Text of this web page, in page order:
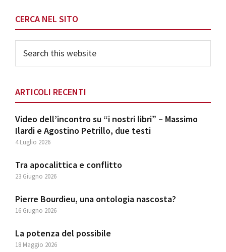
Primary
Sidebar
CERCA NEL SITO
this
website
ARTICOLI RECENTI
Video dell’incontro su “i nostri libri” – Massimo
Ilardi e Agostino Petrillo, due testi
4 Luglio 2026
Tra apocalittica e conflitto
23 Giugno 2026
Pierre Bourdieu, una ontologia nascosta?
16 Giugno 2026
La potenza del possibile
18 Maggio 2026